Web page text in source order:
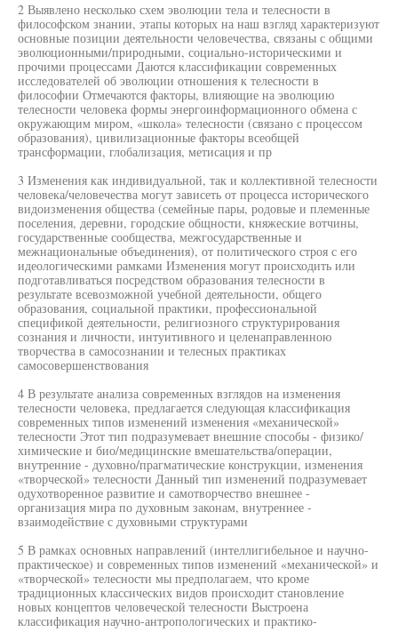
2 Выявлено несколько схем эволюции тела и телесности в
философском знании, этапы которых на наш взгляд характеризуют
основные позиции деятельности человечества, связаны с общими
эволюционными/природными, социально-историческими и
прочими процессами Даются классификации современных
исследователей об эволюции отношения к телесности в
философии Отмечаются факторы, влияющие на эволюцию
телесности человека формы энергоинформационного обмена с
окружающим миром, «школа» телесности (связано с процессом
образования), цивилизационные факторы всеобщей
трансформации, глобализация, метисация и пр
3 Изменения как индивидуальной, так и коллективной телесности
человека/человечества могут зависеть от процесса исторического
видоизменения общества (семейные пары, родовые и племенные
поселения, деревни, городские общности, княжеские вотчины,
государственные сообщества, межгосударственные и
межнациональные объединения), от политического строя с его
идеологическими рамками Изменения могут происходить или
подготавливаться посредством образования телесности в
результате всевозможной учебной деятельности, общего
образования, социальной практики, профессиональной
спецификой деятельности, религиозного структурирования
сознания и личности, интуитивного и целенаправленною
творчества в самосознании и телесных практиках
самосовершенствования
4 В результате анализа современных взглядов на изменения
телесности человека, предлагается следующая классификация
современных типов изменений изменения «механической»
телесности Этот тип подразумевает внешние способы - физико/
химические и био/медицинские вмешательства/операции,
внутренние - духовно/прагматические конструкции, изменения
«творческой» телесности Данный тип изменений подразумевает
одухотворенное развитие и самотворчество внешнее -
организация мира по духовным законам, внутреннее -
взаимодействие с духовными структурами
5 В рамках основных направлений (интеллигибельное и научно-
практическое) и современных типов изменений «механической» и
«творческой» телесности мы предполагаем, что кроме
традиционных классических видов происходит становление
новых концептов человеческой телесности Выстроена
классификация научно-антропологических и практико-